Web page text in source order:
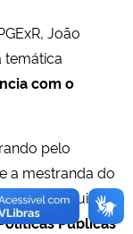
João
temática
com o
pelo
a mestranda do
o 3° Colóquio
Públicas